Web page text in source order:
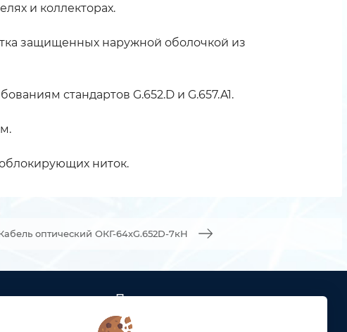
и коллекторах.
защищенных наружной оболочкой из
стандартов G.652.D и G.657.A1.
ниток.
оптический ОКГ-64хG.652D-7кН
кабельных
Подписка
Получайте только полезные статьи!